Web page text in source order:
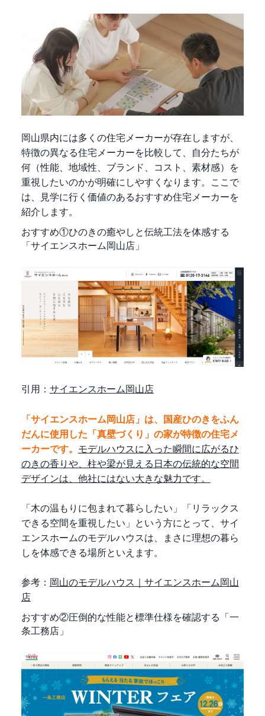
岡山県内には多くの住宅メーカーが存在しますが、
特徴の異なる住宅メーカーを比較して、自分たちが
何（性能、地域性、ブランド、コスト、素材感）を
重視したいのかが明確にしやすくなります。ここで
は、見学に行く価値のあるおすすめ住宅メーカーを
紹介します。
おすすめ①ひのきの癒やしと伝統工法を体感する
「サイエンスホーム岡山店」
引用： サイエンスホーム岡山店
「サイエンスホーム岡山店」は、国産ひのきをふん
だんに使用した「真壁づくり」の家が特徴の住宅メ
ーカーです。 モデルハウスに入った瞬間に広がるひ
のきの香りや、柱や梁が見える日本の伝統的な空間
デザインは、他社にはない大きな魅力です。
「木の温もりに包まれて暮らしたい」「リラックス
できる空間を重視したい」という方にとって、サイ
エンスホームのモデルハウスは、まさに理想の暮ら
しを体感できる場所といえます。
参考： 岡山のモデルハウス｜サイエンスホーム岡山
店
おすすめ②圧倒的な性能と標準仕様を確認する「一
条工務店」